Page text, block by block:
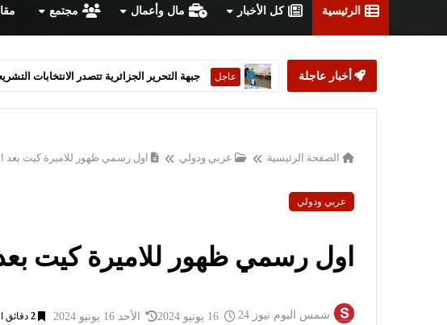
الرئيسية كل الأخبار مال وأعمال مجتمع
أخبار عاجلة عاجل ستارمر يعلن استقالته من رئاسة الحكومة
الصفحة الرئيسية عربي ودولي اول رسمي ظهور للاميرة كيت بعد
عربي ودولي
اول رسمي ظهور للاميرة كيت
شمس اليوم نيوز 24 الأحد 16 يونيو 2024 2 دقائق